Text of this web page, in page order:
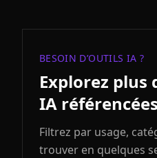
BESOIN D’OUTILS IA ?
Explorez plus
IA référencées
Filtrez par usage,
trouver en quelques